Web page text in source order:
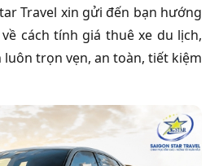
Travel xin gửi đến bạn hướng
cách tính giá thuê xe du lịch,
trọn vẹn, an toàn, tiết kiệm